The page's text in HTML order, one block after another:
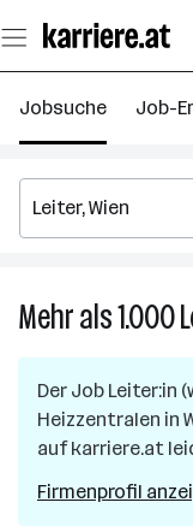
Seiteninhalt
springen
Jobsuche Job-
Mehr als 1.000
Der Job Leiter:in
Heizzentralen in
auf karriere.at
Firmenprofil